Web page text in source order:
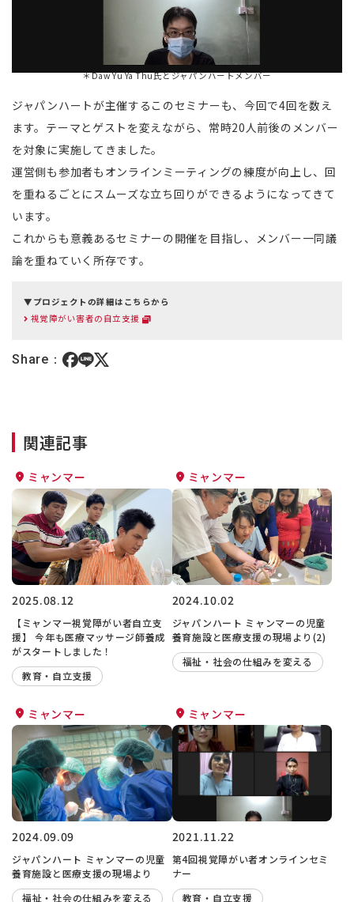
＊Daw Yu Ya Thu氏とジャパンハートメンバー
ジャパンハートが主催するこのセミナーも、今回で4回を数え
ます。テーマとゲストを変えながら、常時20人前後のメンバー
を対象に実施してきました。
運営側も参加者もオンラインミーティングの練度が向上し、回
を重ねるごとにスムーズな立ち回りができるようになってきて
います。
これからも意義あるセミナーの開催を目指し、メンバー一同議
論を重ねていく所存です。
▼プロジェクトの詳細はこちらから
視覚障がい害者の自立支援
Share：
関連記事
ミャンマー
2025.08.12
【ミャンマー視覚障がい者自立支
援】 今年も医療マッサージ師養成
がスタートしました！
教育・自立支援
ミャンマー
2024.10.02
ジャパンハート ミャンマーの児童
養育施設と医療支援の現場より(2)
福祉・社会の仕組みを変える
ミャンマー
2024.09.09
ジャパンハート ミャンマーの児童
養育施設と医療支援の現場より
福祉・社会の仕組みを変える
ミャンマー
2021.11.22
第4回視覚障がい者オンラインセミ
ナー
教育・自立支援